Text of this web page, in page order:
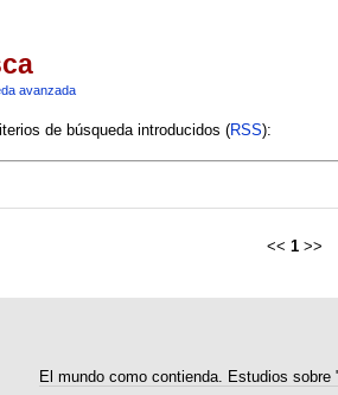
avanzada
de búsqueda introducidos (RSS):
<< 1 >>
El mundo como contienda. Estudios sobre